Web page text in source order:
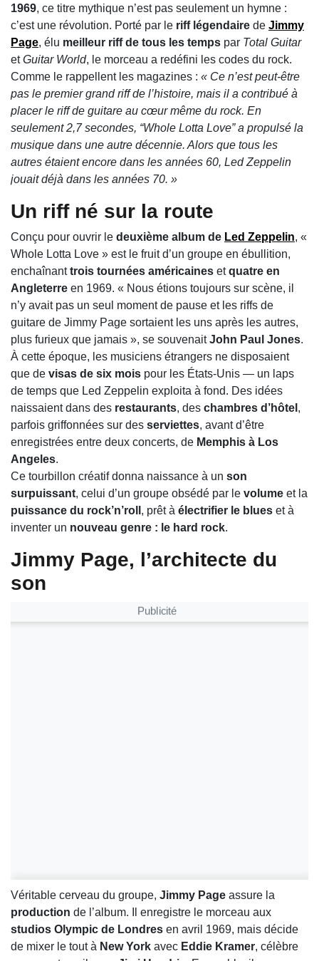
1969, ce titre mythique n’est pas seulement un hymne :
c’est une révolution. Porté par le riff légendaire de Jimmy
Page, élu meilleur riff de tous les temps par Total Guitar
etGuitar World, le morceau a redéfini les codes du rock.
Comme le rappellent les magazines : « Ce n’est peut-être
pas le premier grand riff de l’histoire, mais il a contribué à
placer le riff de guitare au cœur même du rock. En
seulement 2,7 secondes, “Whole Lotta Love” a propulsé la
musique dans une autre décennie. Alors que tous les
autres étaient encore dans les années 60, Led Zeppelin
jouait déjà dans les années 70. »
Un riff né sur la route
Conçu pour ouvrir le deuxième album de Led Zeppelin, «
Whole Lotta Love » est le fruit d’un groupe en ébullition,
enchaînanttrois tournées américaines etquatre en
Angleterre en 1969. « Nous étions toujours sur scène, il
n’y avait pas un seul moment de pause et les riffs de
guitare de Jimmy Page sortaient les uns après les autres,
plus furieux que jamais », se souvenaitJohn Paul Jones.
À cette époque, les musiciens étrangers ne disposaient
que de visas de six mois pour les États-Unis — un laps
de temps que Led Zeppelin exploita à fond. Des idées
naissaient dans des restaurants, des chambres d’hôtel ,
parfois griffonnées sur des serviettes, avant d’être
enregistrées entre deux concerts, de Memphis à Los
Angeles.
Ce tourbillon créatif donna naissance à un son
surpuissant, celui d’un groupe obsédé par le volume et la
puissance du rock’n’roll , prêt à électrifier le blues et à
inventer un nouveau genre : le hard rock.
Jimmy Page, l’architecte du
son
Publicité
Véritable cerveau du groupe, Jimmy Page assure la
production de l’album. Il enregistre le morceau aux
studios Olympic de Londres en avril 1969, mais décide
de mixer le tout à New York avec Eddie Kramer, célèbre